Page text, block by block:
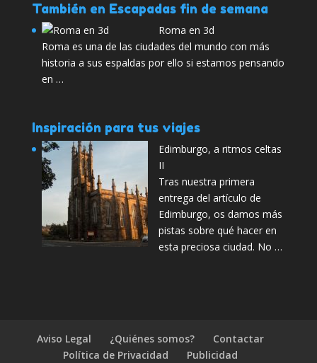
También en Escapadas fin de semana
Roma en 3d
Roma es una de las ciudades del mundo con más
historia a sus espaldas por ello si estamos pensando
en …
Inspiración para tus viajes
Edimburgo, a ritmos celtas
II
Tras nuestra primera
entrega del artículo de
Edimburgo, os damos más
pistas sobre qué hacer en
esta preciosa ciudad. No …
Aviso Legal ¿Quiénes somos?
Contactar
Política de Privacidad
Publicidad